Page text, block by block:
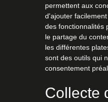
permettent aux
d'ajouter
des fonctionnalités
le partage du
les différentes
sont des outils qui
consentement
Collecte